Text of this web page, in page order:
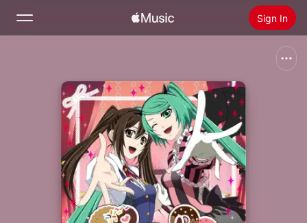
Sign In
Home
Radio
Install Apple Music